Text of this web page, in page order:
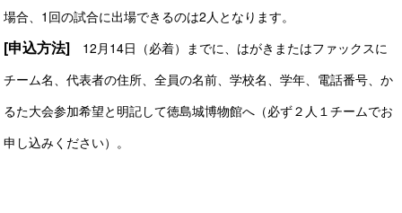
場合、1回の試合に出場できるのは2人となります。
[申込方法] 12月14日（必着）までに、 はがきまたはファックスに
チーム名、代表者の住所、全員の名前、学校名、学年、電話番号、か
るた大会参加希望と明記して徳島城博物館へ（必ず２人１チームでお
申し込みください）。